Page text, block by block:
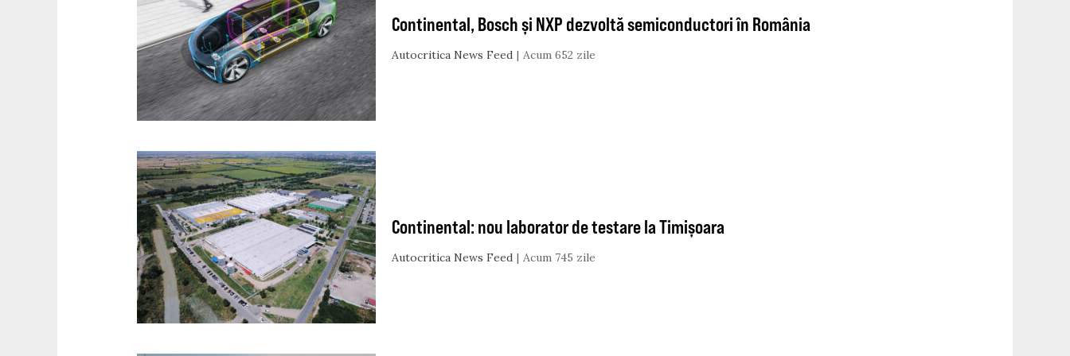
Continental, Bosch și NXP dezvoltă semiconductori în România
Autocritica News Feed Acum 652 zile
Continental: nou laborator de testare la Timișoara
Autocritica News Feed Acum 745 zile